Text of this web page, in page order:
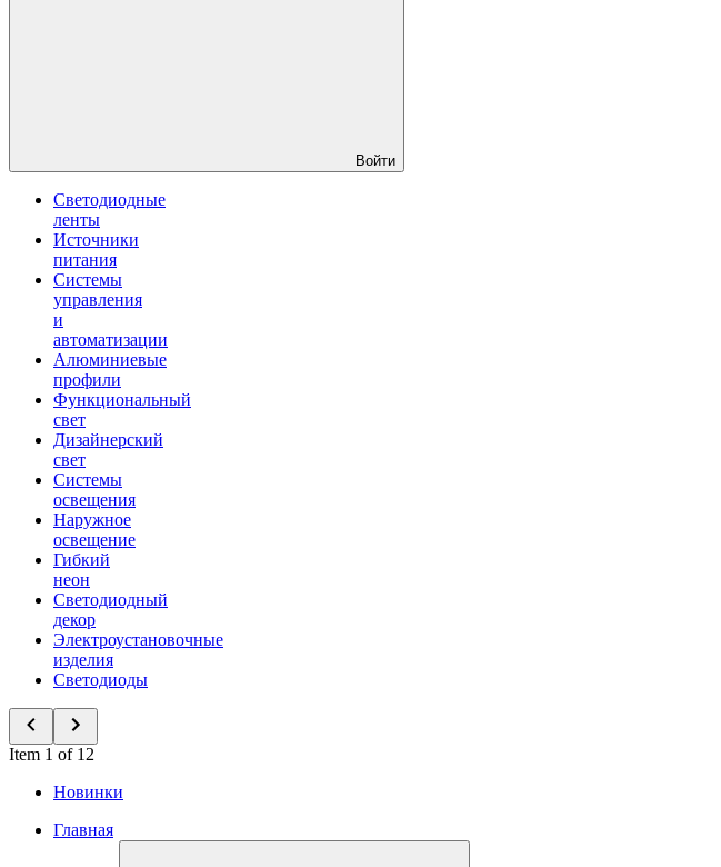
Войти
Светодиодные
ленты
Источники
питания
Системы
управления
и
автоматизации
Алюминиевые
профили
Функциональный
свет
Дизайнерский
свет
Системы
освещения
Наружное
освещение
Гибкий
неон
Светодиодный
декор
Электроустановочные
изделия
Светодиоды
Item 1 of 12
Новинки
Главная